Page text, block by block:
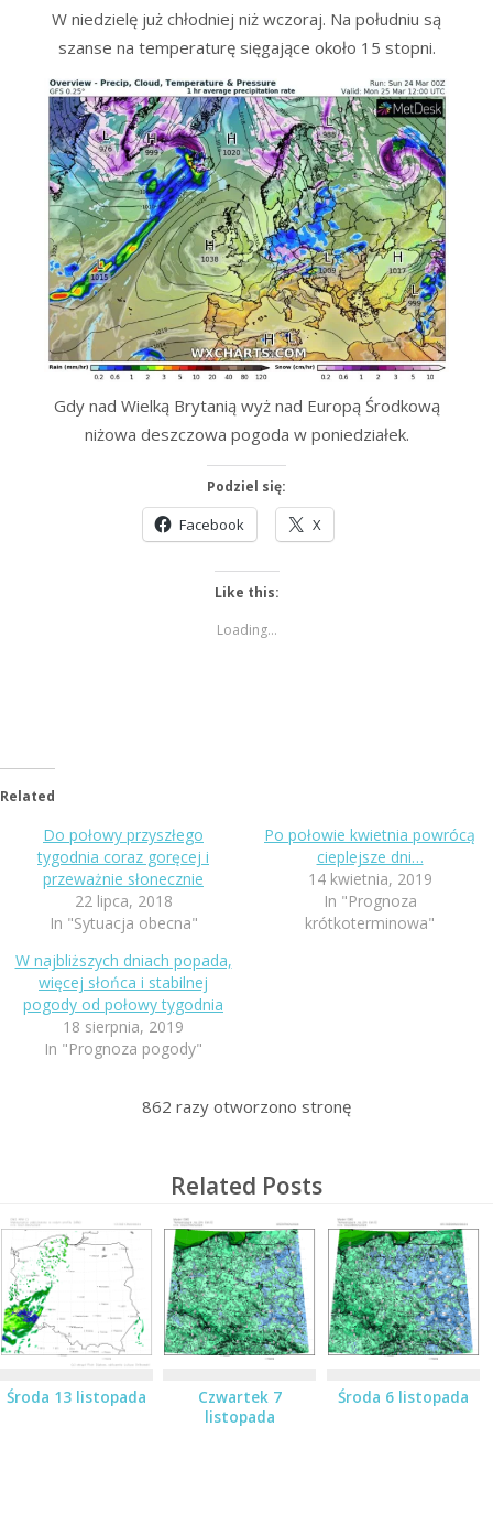
W niedzielę już chłodniej niż wczoraj. Na południu są
szanse na temperaturę sięgające około 15 stopni.
Gdy nad Wielką Brytanią wyż nad Europą Środkową
niżowa deszczowa pogoda w poniedziałek.
Podziel się:
Facebook X
Like this:
Loading...
Related
Do połowy przyszłego
tygodnia coraz goręcej i
przeważnie słonecznie
22 lipca, 2018
In "Sytuacja obecna"
Po połowie kwietnia powrócą
cieplejsze dni…
14 kwietnia, 2019
In "Prognoza
krótkoterminowa"
W najbliższych dniach popada,
więcej słońca i stabilnej
pogody od połowy tygodnia
18 sierpnia, 2019
In "Prognoza pogody"
862 razy otworzono stronę
Related Posts
Środa 13 listopada
Czwartek 7
listopada
Środa 6 listopada